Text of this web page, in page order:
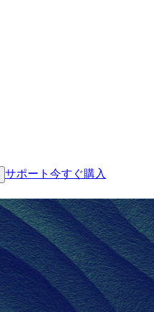
サポート 今すぐ購入